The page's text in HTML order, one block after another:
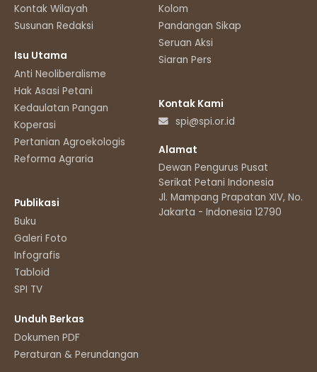
Kontak Wilayah
Susunan Redaksi
Isu Utama
Anti Neoliberalisme
Hak Asasi Petani
Kedaulatan Pangan
Koperasi
Pertanian Agroekologis
Reforma Agraria
Publikasi
Buku
Galeri Foto
Infografis
Tabloid
SPI TV
Unduh Berkas
Dokumen PDF
Peraturan & Perundangan
Kolom
Pandangan Sikap
Seruan Aksi
Siaran Pers
Kontak Kami
spi@spi.or.id
Alamat
Dewan Pengurus Pusat
Serikat Petani Indonesia
Jl. Mampang Prapatan XIV, No.11
Jakarta - Indonesia 12790